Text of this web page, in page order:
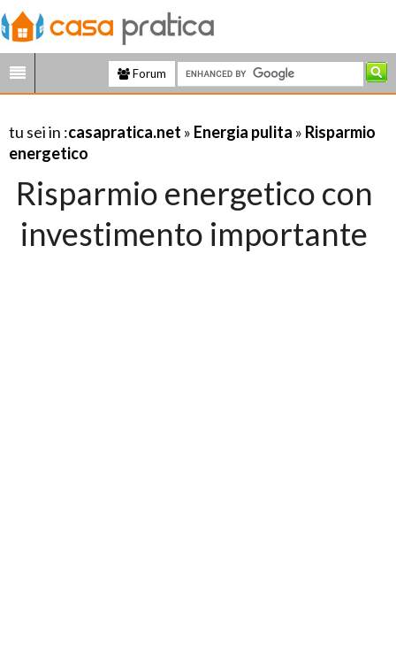
Forum
tu sei in :casapratica.net » Energia pulita » Risparmio
energetico
Risparmio energetico con
investimento importante